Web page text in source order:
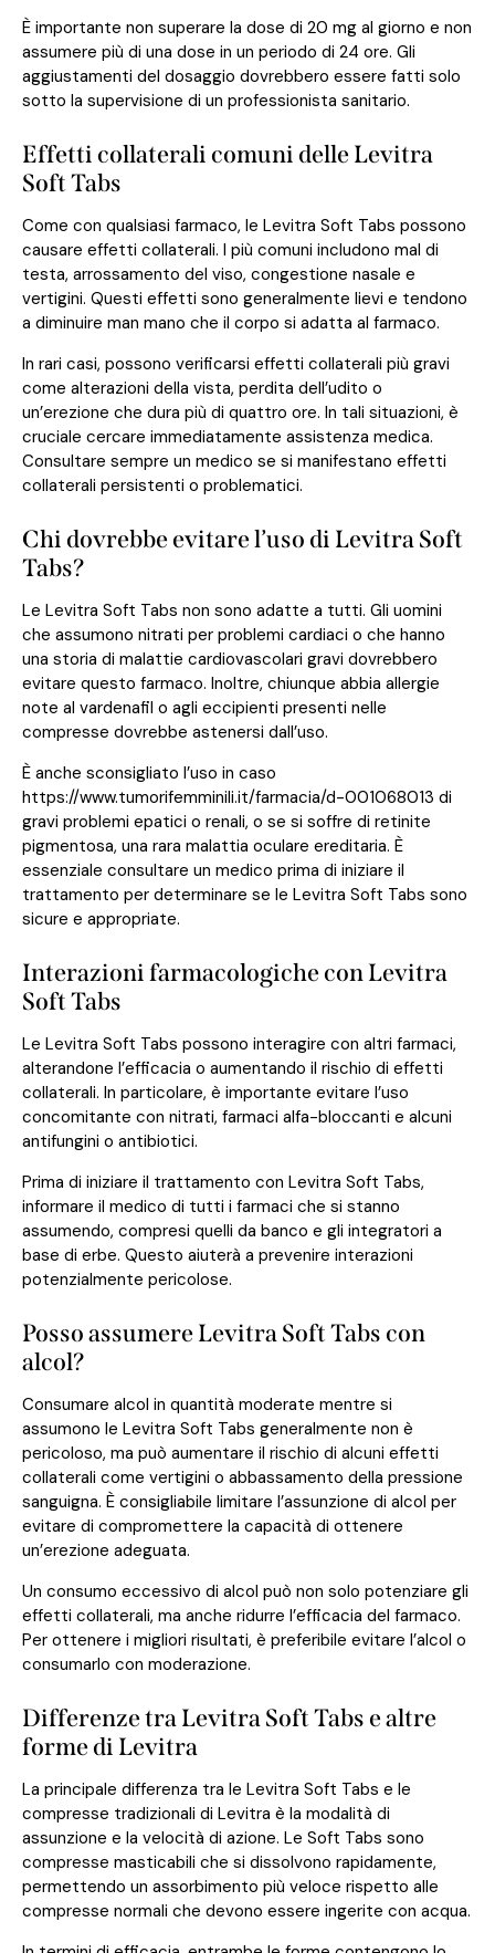
È importante non superare la dose di 20 mg al giorno e non
assumere più di una dose in un periodo di 24 ore. Gli
aggiustamenti del dosaggio dovrebbero essere fatti solo
sotto la supervisione di un professionista sanitario.
Effetti collaterali comuni delle Levitra
Soft Tabs
Come con qualsiasi farmaco, le Levitra Soft Tabs possono
causare effetti collaterali. I più comuni includono mal di
testa, arrossamento del viso, congestione nasale e
vertigini. Questi effetti sono generalmente lievi e tendono
a diminuire man mano che il corpo si adatta al farmaco.
In rari casi, possono verificarsi effetti collaterali più gravi
come alterazioni della vista, perdita dell’udito o
un’erezione che dura più di quattro ore. In tali situazioni, è
cruciale cercare immediatamente assistenza medica.
Consultare sempre un medico se si manifestano effetti
collaterali persistenti o problematici.
Chi dovrebbe evitare l’uso di Levitra Soft
Tabs?
Le Levitra Soft Tabs non sono adatte a tutti. Gli uomini
che assumono nitrati per problemi cardiaci o che hanno
una storia di malattie cardiovascolari gravi dovrebbero
evitare questo farmaco. Inoltre, chiunque abbia allergie
note al vardenafil o agli eccipienti presenti nelle
compresse dovrebbe astenersi dall’uso.
È anche sconsigliato l’uso in caso
https://www.tumorifemminili.it/farmacia/d-001068013 di
gravi problemi epatici o renali, o se si soffre di retinite
pigmentosa, una rara malattia oculare ereditaria. È
essenziale consultare un medico prima di iniziare il
trattamento per determinare se le Levitra Soft Tabs sono
sicure e appropriate.
Interazioni farmacologiche con Levitra
Soft Tabs
Le Levitra Soft Tabs possono interagire con altri farmaci,
alterandone l’efficacia o aumentando il rischio di effetti
collaterali. In particolare, è importante evitare l’uso
concomitante con nitrati, farmaci alfa-bloccanti e alcuni
antifungini o antibiotici.
Prima di iniziare il trattamento con Levitra Soft Tabs,
informare il medico di tutti i farmaci che si stanno
assumendo, compresi quelli da banco e gli integratori a
base di erbe. Questo aiuterà a prevenire interazioni
potenzialmente pericolose.
Posso assumere Levitra Soft Tabs con
alcol?
Consumare alcol in quantità moderate mentre si
assumono le Levitra Soft Tabs generalmente non è
pericoloso, ma può aumentare il rischio di alcuni effetti
collaterali come vertigini o abbassamento della pressione
sanguigna. È consigliabile limitare l’assunzione di alcol per
evitare di compromettere la capacità di ottenere
un’erezione adeguata.
Un consumo eccessivo di alcol può non solo potenziare gli
effetti collaterali, ma anche ridurre l’efficacia del farmaco.
Per ottenere i migliori risultati, è preferibile evitare l’alcol o
consumarlo con moderazione.
Differenze tra Levitra Soft Tabs e altre
forme di Levitra
La principale differenza tra le Levitra Soft Tabs e le
compresse tradizionali di Levitra è la modalità di
assunzione e la velocità di azione. Le Soft Tabs sono
compresse masticabili che si dissolvono rapidamente,
permettendo un assorbimento più veloce rispetto alle
compresse normali che devono essere ingerite con acqua.